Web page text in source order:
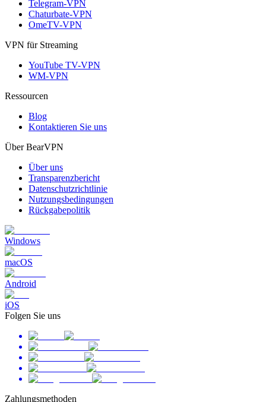
Telegram-VPN
Chaturbate-VPN
OmeTV-VPN
VPN für Streaming
YouTube TV-VPN
WM-VPN
Ressourcen
Blog
Kontaktieren Sie uns
Über BearVPN
Über uns
Transparenzbericht
Datenschutzrichtlinie
Nutzungsbedingungen
Rückgabepolitik
Windows
macOS
Android
iOS
Folgen Sie uns
Zahlungsmethoden